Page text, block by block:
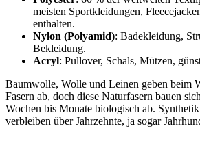
meisten Sportkleidungen,
enthalten.
Nylon (Polyamid): Badekleidung,
Bekleidung.
Acryl: Pullover, Schals, Mützen,
Baumwolle, Wolle und Leinen geben beim
Fasern ab, doch diese Naturfasern bauen
Wochen bis Monate biologisch ab.
verbleiben über Jahrzehnte, ja sogar